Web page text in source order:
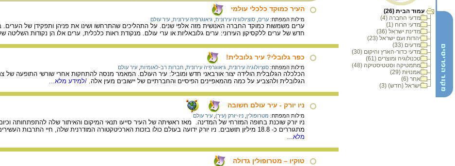
עמוד הבית (26)
מדעי החברה (4)
מדעי הרוח (1)
מדינת ישראל (36)
יהדות ועם ישראל (23)
מדעים (33)
מדעי כדור-הארץ והיקום (30)
טכנולוגיה ומוצרים (61)
מתמטיקה וסטטיסטיקה (48)
אמנויות (29)
אחר (6)
ישראל (חדש) (3)
העיר כמוקד כלכלי עולמי
מילות המפתח: ערים סוציולוגיה עירונית גיאוגרפיה עירונית עיר עולם
ערים משמשות כמוקד החברה האנושית מזה אלפי שנים. על התהליכים שהתרחשו ושינו את פניהן ותפקידן של הערים.
חדש של ערים ללקסיקון העירוני: ערים גלובאליות או ערי עולם. מנקודת ראות כלכלית, ערים אלו הן נקודות השליטה
כפר גלובלי? עיר גלובלית!
מילות המפתח: סוציולוגיה עירונית גיאוגרפיה עירונית חברות רב-לאומיות עיר עולם
הכלכלה הגלובלית הולידה יצור אורבאני חדש ומוביל: עיר העולם. המאמר מנסה להתחקות אחרי שורשי התופעה של
הגלובלית ולהצביע על כמה מהמאפיינים הפיסיים והחברתיים של יישובים מעין אלה. /למידע מלא...
ניו יורק - עיר עולם חשובה
מילות המפתח: מטרופולין ניו-יורק (עיר) עיר עולם
ניו יורק שוכנת בחופה המזרחי של המדינה. מאז ראשיתה של העיר סייעו תנאי המיקום והאיתור שלה להתפתחותה
מתגוררים כ- 18.8 מיליון תושבים. ניו יורק ידועה בעולם כולו בזכות הארכיטקטורה המודרנית שלה, חיי התרבות העשירים, הבורסה המפורסמת, החנויות הרבות, האופנות האחרונות ועוד.
מלא...
טוקיו – מטרופולין גדולה